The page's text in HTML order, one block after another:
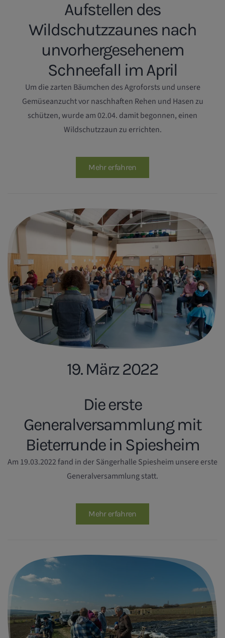
Aufstellen des
Wildschutzzaunes nach
unvorhergesehenem
Schneefall im April
Um die zarten Bäumchen des Agroforsts und unsere
Gemüseanzucht vor naschhaften Rehen und Hasen zu
schützen, wurde am 02.04. damit begonnen, einen
Wildschutzzaun zu errichten.
Mehr erfahren
19. März 2022
Die erste
Generalversammlung mit
Bieterrunde in Spiesheim
Am 19.03.2022 fand in der Sängerhalle Spiesheim unsere erste
Generalversammlung statt.
Mehr erfahren